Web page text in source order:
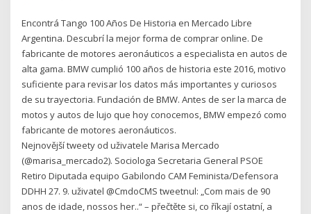
Encontrá Tango 100 Años De Historia en Mercado Libre
Argentina. Descubrí la mejor forma de comprar online. De
fabricante de motores aeronáuticos a especialista en autos de
alta gama. BMW cumplió 100 años de historia este 2016, motivo
suficiente para revisar los datos más importantes y curiosos
de su trayectoria. Fundación de BMW. Antes de ser la marca de
motos y autos de lujo que hoy conocemos, BMW empezó como
fabricante de motores aeronáuticos.
Nejnovější tweety od uživatele Marisa Mercado
(@marisa_mercado2). Sociologa Secretaria General PSOE
Retiro Diputada equipo Gabilondo CAM Feminista/Defensora
DDHH 27. 9. uživatel @CmdoCMS tweetnul: „Com mais de 90
anos de idade, nossos her..“ – přečtěte si, co říkají ostatní, a